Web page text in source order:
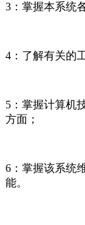
3：掌握本系统
4：了解有关的
5：掌握计算机
方面；
6：掌握该系统
能。